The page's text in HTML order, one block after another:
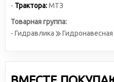
- Трактора:МТЗ
Товарная группа:
- Гидравлика